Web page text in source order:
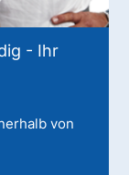
- Ihr
von